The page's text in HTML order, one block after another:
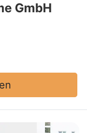
GmbH